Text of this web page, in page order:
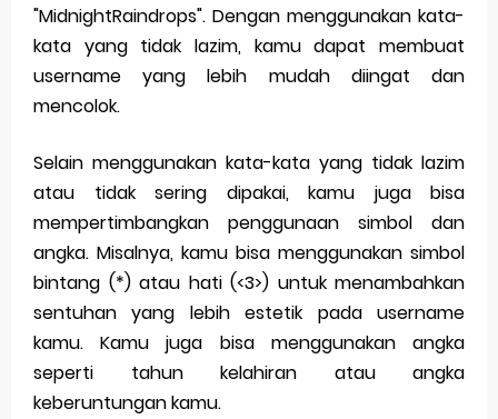
"MidnightRaindrops". Dengan menggunakan kata-
kata yang tidak lazim, kamu dapat membuat
username yang lebih mudah diingat dan
mencolok.
Selain menggunakan kata-kata yang tidak lazim
atau tidak sering dipakai, kamu juga bisa
mempertimbangkan penggunaan simbol dan
angka. Misalnya, kamu bisa menggunakan simbol
bintang (*) atau hati (<3>) untuk menambahkan
sentuhan yang lebih estetik pada username
kamu. Kamu juga bisa menggunakan angka
seperti tahun kelahiran atau angka
keberuntungan kamu.